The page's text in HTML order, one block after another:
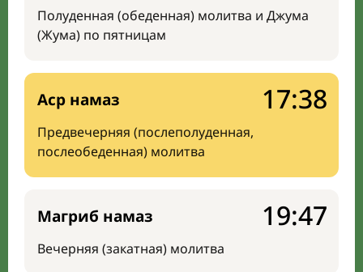
Полуденная (обеденная) молитва и Джума
(Жума) по пятницам
Аср намаз
Предвечерняя (послеполуденная,
послеобеденная) молитва
17:38
Магриб намаз
Вечерняя (закатная) молитва
19:47